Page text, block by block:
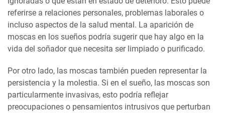
referirse a relaciones personales, problemas laborales o
incluso aspectos de la salud mental. La aparición de
moscas en los sueños podría sugerir que hay algo en la
vida del soñador que necesita ser limpiado o purificado.
Por otro lado, las moscas también pueden representar la
persistencia y la molestia. Si en el sueño, las moscas son
particularmente invasivas, esto podría reflejar
preocupaciones o pensamientos intrusivos que perturban